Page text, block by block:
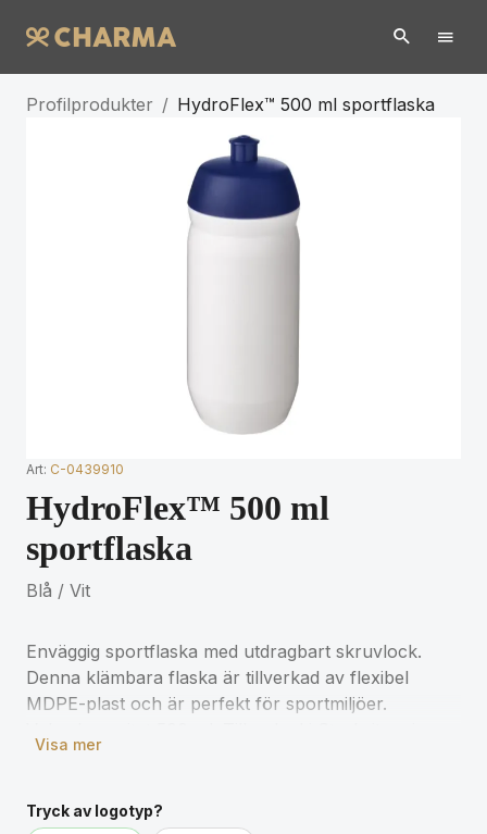
Profilprodukter / HydroFlex™ 500 ml sportflaska
Art: C-0439910
HydroFlex™ 500 ml
sportflaska
Blå / Vit
Enväggig sportflaska med utdragbart skruvlock.
Denna klämbara flaska är tillverkad av flexibel
MDPE-plast och är perfekt för sportmiljöer.
MDPE-plast, PP-plast.
Visa mer
Tryck av logotyp?